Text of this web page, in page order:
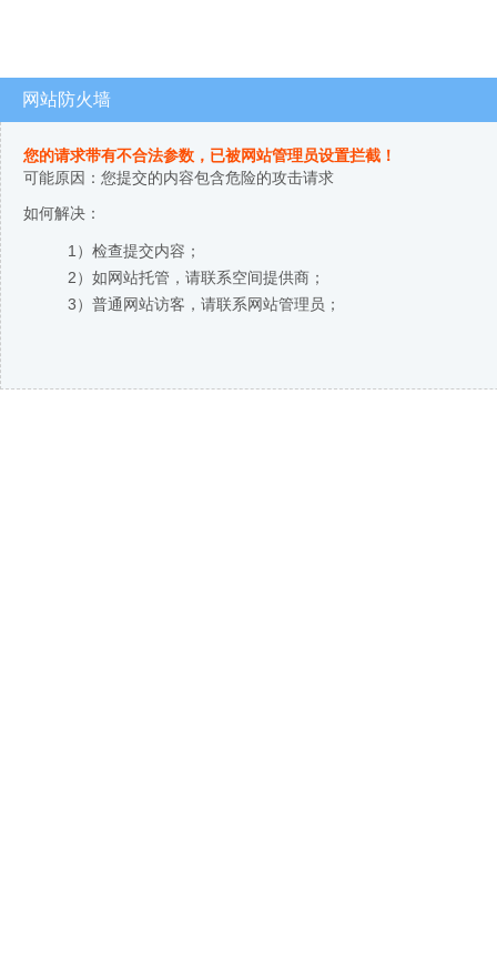
网站防火墙
您的请求带有不合法参数，已被网站管理员设置拦截！
可能原因：您提交的内容包含危险的攻击请求
如何解决：
1）检查提交内容；
2）如网站托管，请联系空间提供商；
3）普通网站访客，请联系网站管理员；